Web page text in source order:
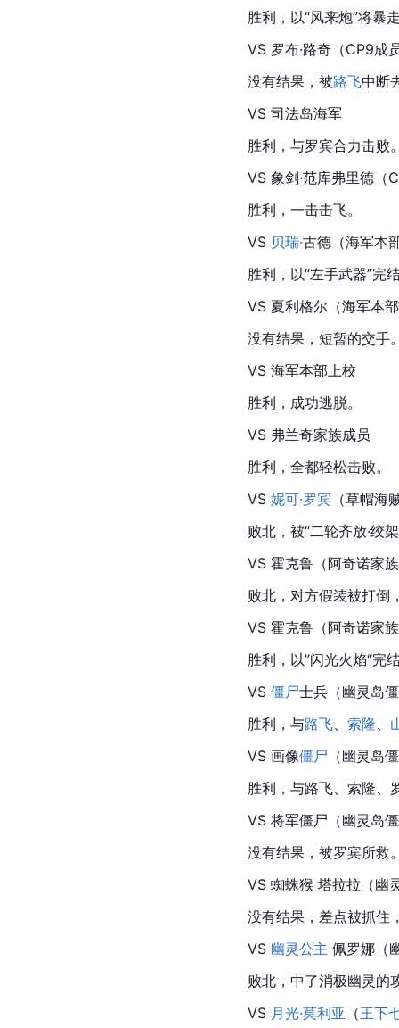
胜利，以“风来炮”将暴
VS 罗布·路奇（CP9成
没有结果，被路飞中断
VS 司法岛海军
胜利，与罗宾合力击败
VS 象剑·范库弗里德（
胜利，一击击飞。
VS 贝瑞·古德（海军本
胜利，以“左手武器”完
VS 夏利格尔（海军本部
没有结果，短暂的交手
VS 海军本部上校
胜利，成功逃脱。
VS 弗兰奇家族成员
胜利，全都轻松击败。
VS 妮可·罗宾 （草帽海
败北，被“二轮齐放·绞
VS 霍克鲁（阿奇诺家
败北，对方假装被打倒
VS 霍克鲁（阿奇诺家
胜利，以”闪光火焰“完
VS 僵尸士兵 （幽灵岛
胜利，与路飞、 索隆、
VS 画像僵尸 （幽灵岛
胜利，与路飞、 索隆、
VS 将军僵尸（幽灵岛
没有结果，被罗宾所救
VS 蜘蛛猴 塔拉拉（幽
没有结果，差点被抓住
VS 幽灵公主 佩罗娜
败北，中了消极幽灵的
VS 月光·莫利亚 （王下